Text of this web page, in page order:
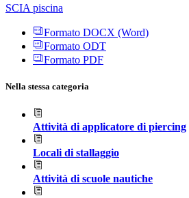
SCIA piscina
Formato DOCX (Word)
Formato ODT
Formato PDF
Nella stessa categoria
Attività di applicatore di piercing
Locali di stallaggio
Attività di scuole nautiche